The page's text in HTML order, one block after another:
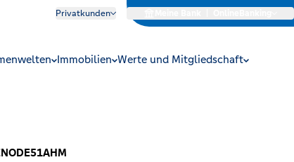
Privatkunden
Immobilien Werte und Mitgliedschaft